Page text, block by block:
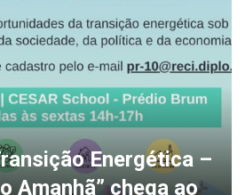
Energética –
Amanhã” chega ao